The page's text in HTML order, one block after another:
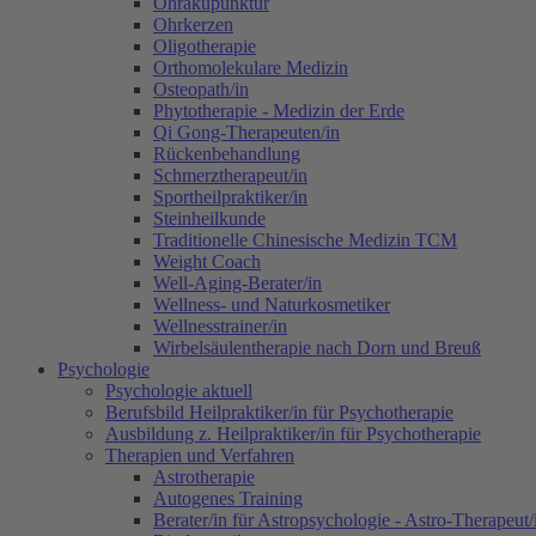
Ohrkerzen
Oligotherapie
Orthomolekulare Medizin
Osteopath/in
Phytotherapie - Medizin der Erde
Qi Gong-Therapeuten/in
Rückenbehandlung
Schmerztherapeut/in
Sportheilpraktiker/in
Steinheilkunde
Traditionelle Chinesische Medizin TCM
Weight Coach
Well-Aging-Berater/in
Wellness- und Naturkosmetiker
Wellnesstrainer/in
Wirbelsäulentherapie nach Dorn und Breuß
Psychologie
Psychologie aktuell
Berufsbild Heilpraktiker/in für Psychotherapie
Ausbildung z. Heilpraktiker/in für Psychotherapie
Therapien und Verfahren
Astrotherapie
Autogenes Training
Berater/in für Astropsychologie - Astro-